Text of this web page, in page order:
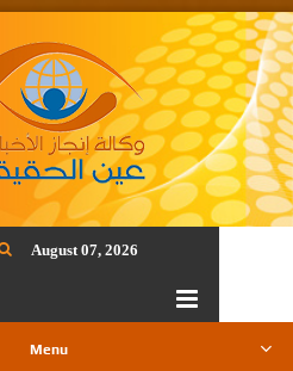
August 07, 2026
Menu